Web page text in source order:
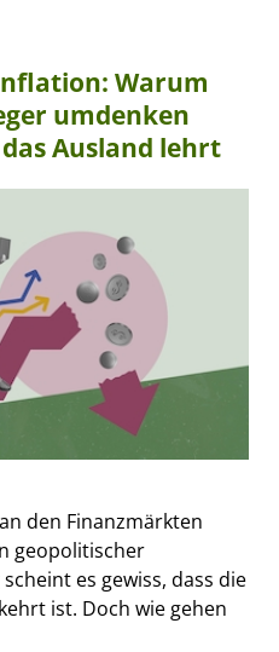
Warum
umdenken
Ausland lehrt
den Finanzmärkten
geopolitischer
es gewiss, dass die
ist. Doch wie gehen